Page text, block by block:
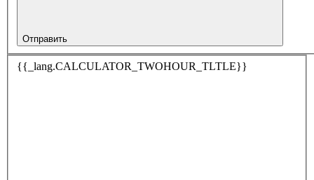
Отправить
{{_lang.CALCULATOR_TWOHOUR_TLTLE}}